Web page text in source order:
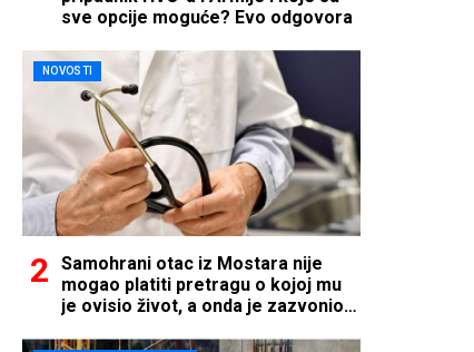
sve opcije moguće? Evo odgovora
NOVOSTI
Samohrani otac iz Mostara nije
mogao platiti pretragu o kojoj mu
je ovisio život, a onda je zazvonio